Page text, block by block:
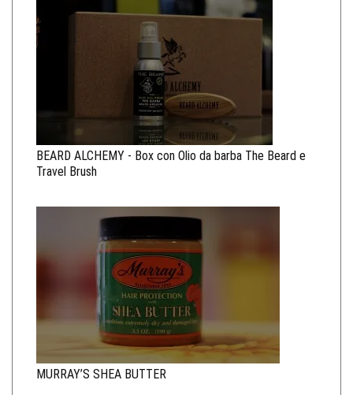
BEARD ALCHEMY - Box con Olio da barba The Beard e
Travel Brush
MURRAY’S SHEA BUTTER